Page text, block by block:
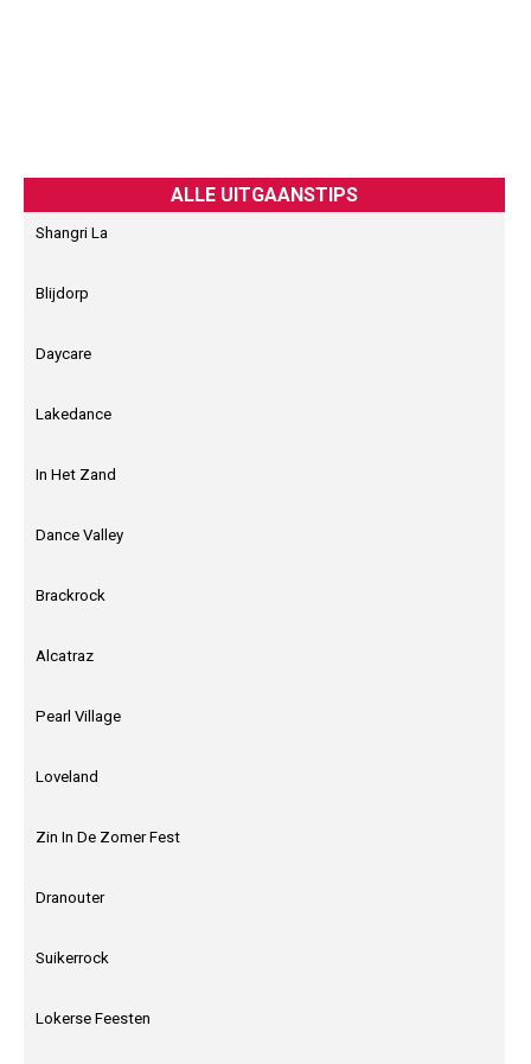
ALLE UITGAANSTIPS
Shangri La
Blijdorp
Daycare
Lakedance
In Het Zand
Dance Valley
Brackrock
Alcatraz
Pearl Village
Loveland
Zin In De Zomer Fest
Dranouter
Suikerrock
Lokerse Feesten